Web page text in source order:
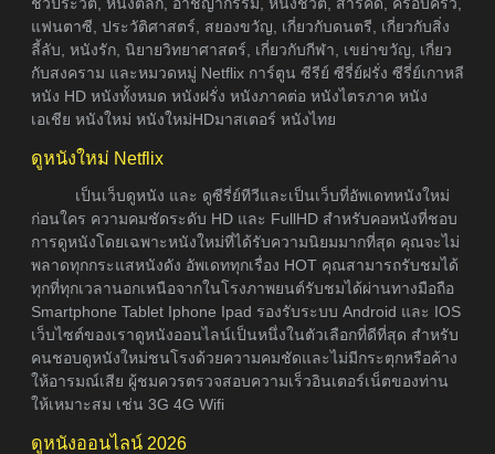
แฟนตาซี, ประวัติศาสตร์, สยองขวัญ, เกี่ยวกับดนตรี, เกี่ยวกับสิ่ง
ลี้ลับ, หนังรัก, นิยายวิทยาศาสตร์, เกี่ยวกับกีฬา, เขย่าขวัญ, เกี่ยว
กับสงคราม และหมวดหมู่ Netflix การ์ตูน ซีรีย์ ซีรี่ย์ฝรั่ง ซีรี่ย์เกาหลี
หนัง HD หนังทั้งหมด หนังฝรั่ง หนังภาคต่อ หนังไตรภาค หนัง
เอเชีย หนังใหม่ หนังใหม่HDมาสเตอร์ หนังไทย
ดูหนังใหม่ Netflix
เป็นเว็บดูหนัง และ ดูซีรี่ย์ทีวีและเป็นเว็บที่อัพเดทหนังใหม่
ก่อนใคร ความคมชัดระดับ HD และ FullHD สำหรับคอหนังที่ชอบ
การดูหนังโดยเฉพาะหนังใหม่ที่ได้รับความนิยมมากที่สุด คุณจะไม่
พลาดทุกกระแสหนังดัง อัพเดททุกเรื่อง HOT คุณสามารถรับชมได้
ทุกที่ทุกเวลานอกเหนือจากในโรงภาพยนต์รับชมได้ผ่านทางมือถือ
Smartphone Tablet Iphone Ipad รองรับระบบ Android และ IOS
เว็บไซต์ของเราดูหนังออนไลน์เป็นหนึ่งในตัวเลือกที่ดีที่สุด สำหรับ
คนชอบดูหนังใหม่ชนโรงด้วยความคมชัดและไม่มีกระตุกหรือค้าง
ให้อารมณ์เสีย ผู้ชมควรตรวจสอบความเร็วอินเตอร์เน็ตของท่าน
ให้เหมาะสม เช่น 3G 4G Wifi
ดูหนังออนไลน์ 2026